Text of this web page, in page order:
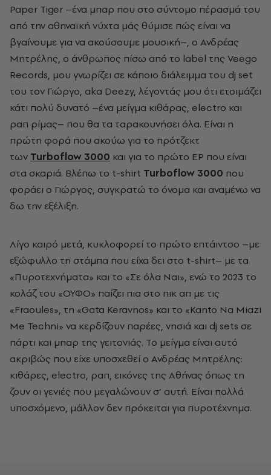
Paper Tiger –ένα μπαρ που στο σύντομο πέρασμά του
από την αθηναϊκή νύχτα μάς θύμισε πώς είναι να
βγαίνουμε για να ακούσουμε μουσική–, ο Ανδρέας
Μητρέλης, ο άνθρωπος πίσω από τo label της Veego
Records, μου γνωρίζει σε κάποιο διάλειμμα του dj set
του τον Γιώργο, aka Deezy, λέγοντάς μου ότι ετοιμάζει
κάτι πολύ δυνατό –ένα μείγμα κιθάρας, electro και
ραπ ρίμας– που θα τα ταρακουνήσει όλα. Είναι η
πρώτη φορά που ακούω για το πρότζεκτ
των Turboflow 3000 και για το πρώτο EP που είναι
στα σκαριά. Βλέπω το t-shirt Turboflow 3000 που
φοράει ο Γιώργος, συγκρατώ το όνομα και αναμένω να
δω την εξέλιξη.
Λίγο καιρό μετά, κυκλοφορεί το πρώτο επτάιντσο –με
εξώφυλλο τη στάμπα που είχα δει στο t-shirt– με τα
«Πυροτεχνήματα» και το «Σε όλα Ναι», ενώ το 2023 το
κολάζ του «ΟΥΦΟ» παίζει πια στο πικ απ με τις
«Fraoules», τη «Gata Keravnos» και το «Kanto Na Miazi
Me Techni» να κερδίζουν παρέες, νησιά και dj sets σε
πάρτι και μπαρ της γειτονιάς. Το μείγμα είναι αυτό
ακριβώς που είχε υποσχεθεί ο Ανδρέας Μητρέλης:
κιθάρες, electro, ραπ, εικόνες της Αθήνας όπως τη
ζουν οι γενιές που μεγαλώνουν σ’ αυτή. Είναι πολλά
υποσχόμενο, μάλλον δεν πρόκειται για πυροτέχνημα.